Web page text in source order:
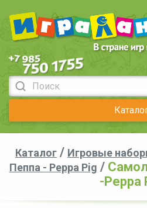
Каталог / Игровые
Пеппа - Peppa Pig /
-Peppa